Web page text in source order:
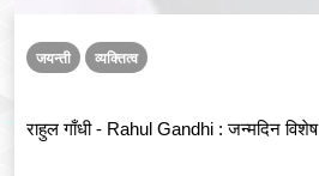
जयन्ती व्यक्तित्व
राहुल गाँधी - Rahul Gandhi : जन्मदिन विशेष